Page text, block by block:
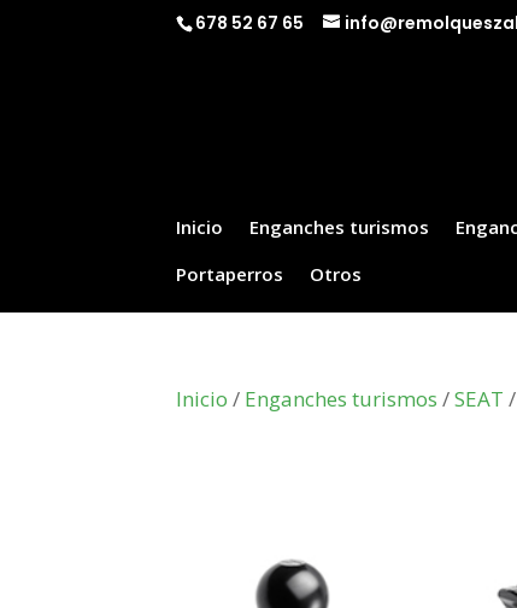
678 52 67 65
Inicio Enganches turismos
Portaperros
Otros
Inicio / Enganches turismos /SEAT